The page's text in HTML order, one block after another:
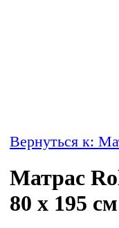
Вернуться к:
Матрас
80 x 195 см